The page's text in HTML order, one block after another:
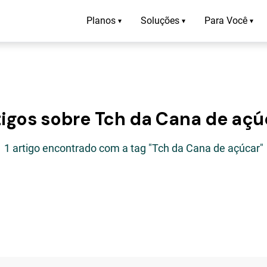
Planos ▾ Soluções ▾ Para Você ▾
sobre Tch da Cana de
1 artigo encontrado com a tag "Tch da Cana de açúcar"